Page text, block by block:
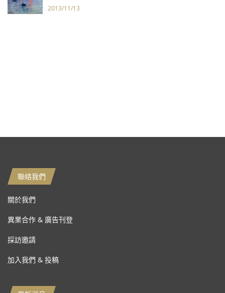
2013/11/13
聯絡我們
關於我們
異業合作 & 廣告刊登
採訪邀請
加入我們 & 投稿